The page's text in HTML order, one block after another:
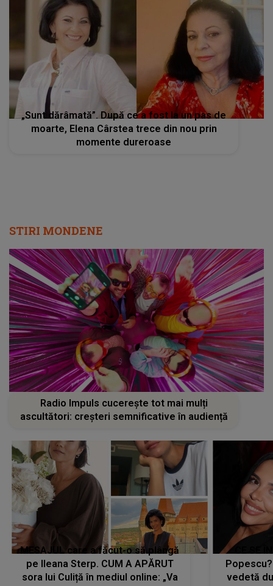
„Sunt dărâmată”. După ce a fost la un pas de
moarte, Elena Cârstea trece din nou prin
momente dureroase
STIRI MONDENE
Radio Impuls cucerește tot mai mulți
ascultători: creșteri semnificative în audiență
MESAJUL care a făcut-o să plângă
pe Ileana Sterp. CUM A APĂRUT
sora lui Culiță în mediul online: „Va
vedetă